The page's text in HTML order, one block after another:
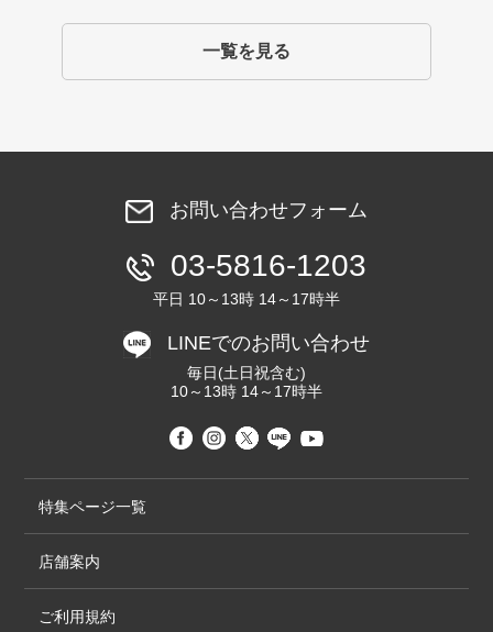
一覧を見る
お問い合わせフォーム
03-5816-1203
平日 10～13時 14～17時半
LINEでのお問い合わせ
毎日(土日祝含む)
10～13時 14～17時半
特集ページ一覧
店舗案内
ご利用規約